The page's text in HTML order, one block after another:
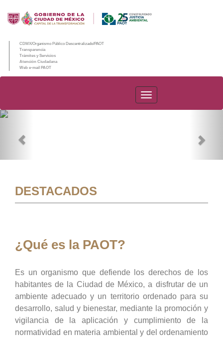
CDMX/Organismo Público Descentralizado/PAOT
Transparencia
Trámites y Servicios
Atención Ciudadana
Web e-mail PAOT
PAOT
DESTACADOS
¿Qué es la PAOT?
Es un organismo que defiende los derechos de los
habitantes de la Ciudad de México, a disfrutar de un
ambiente adecuado y un territorio ordenado para su
desarrollo, salud y bienestar, mediante la promoción y
vigilancia de la aplicación y cumplimiento de la
normatividad en materia ambiental y del ordenamiento